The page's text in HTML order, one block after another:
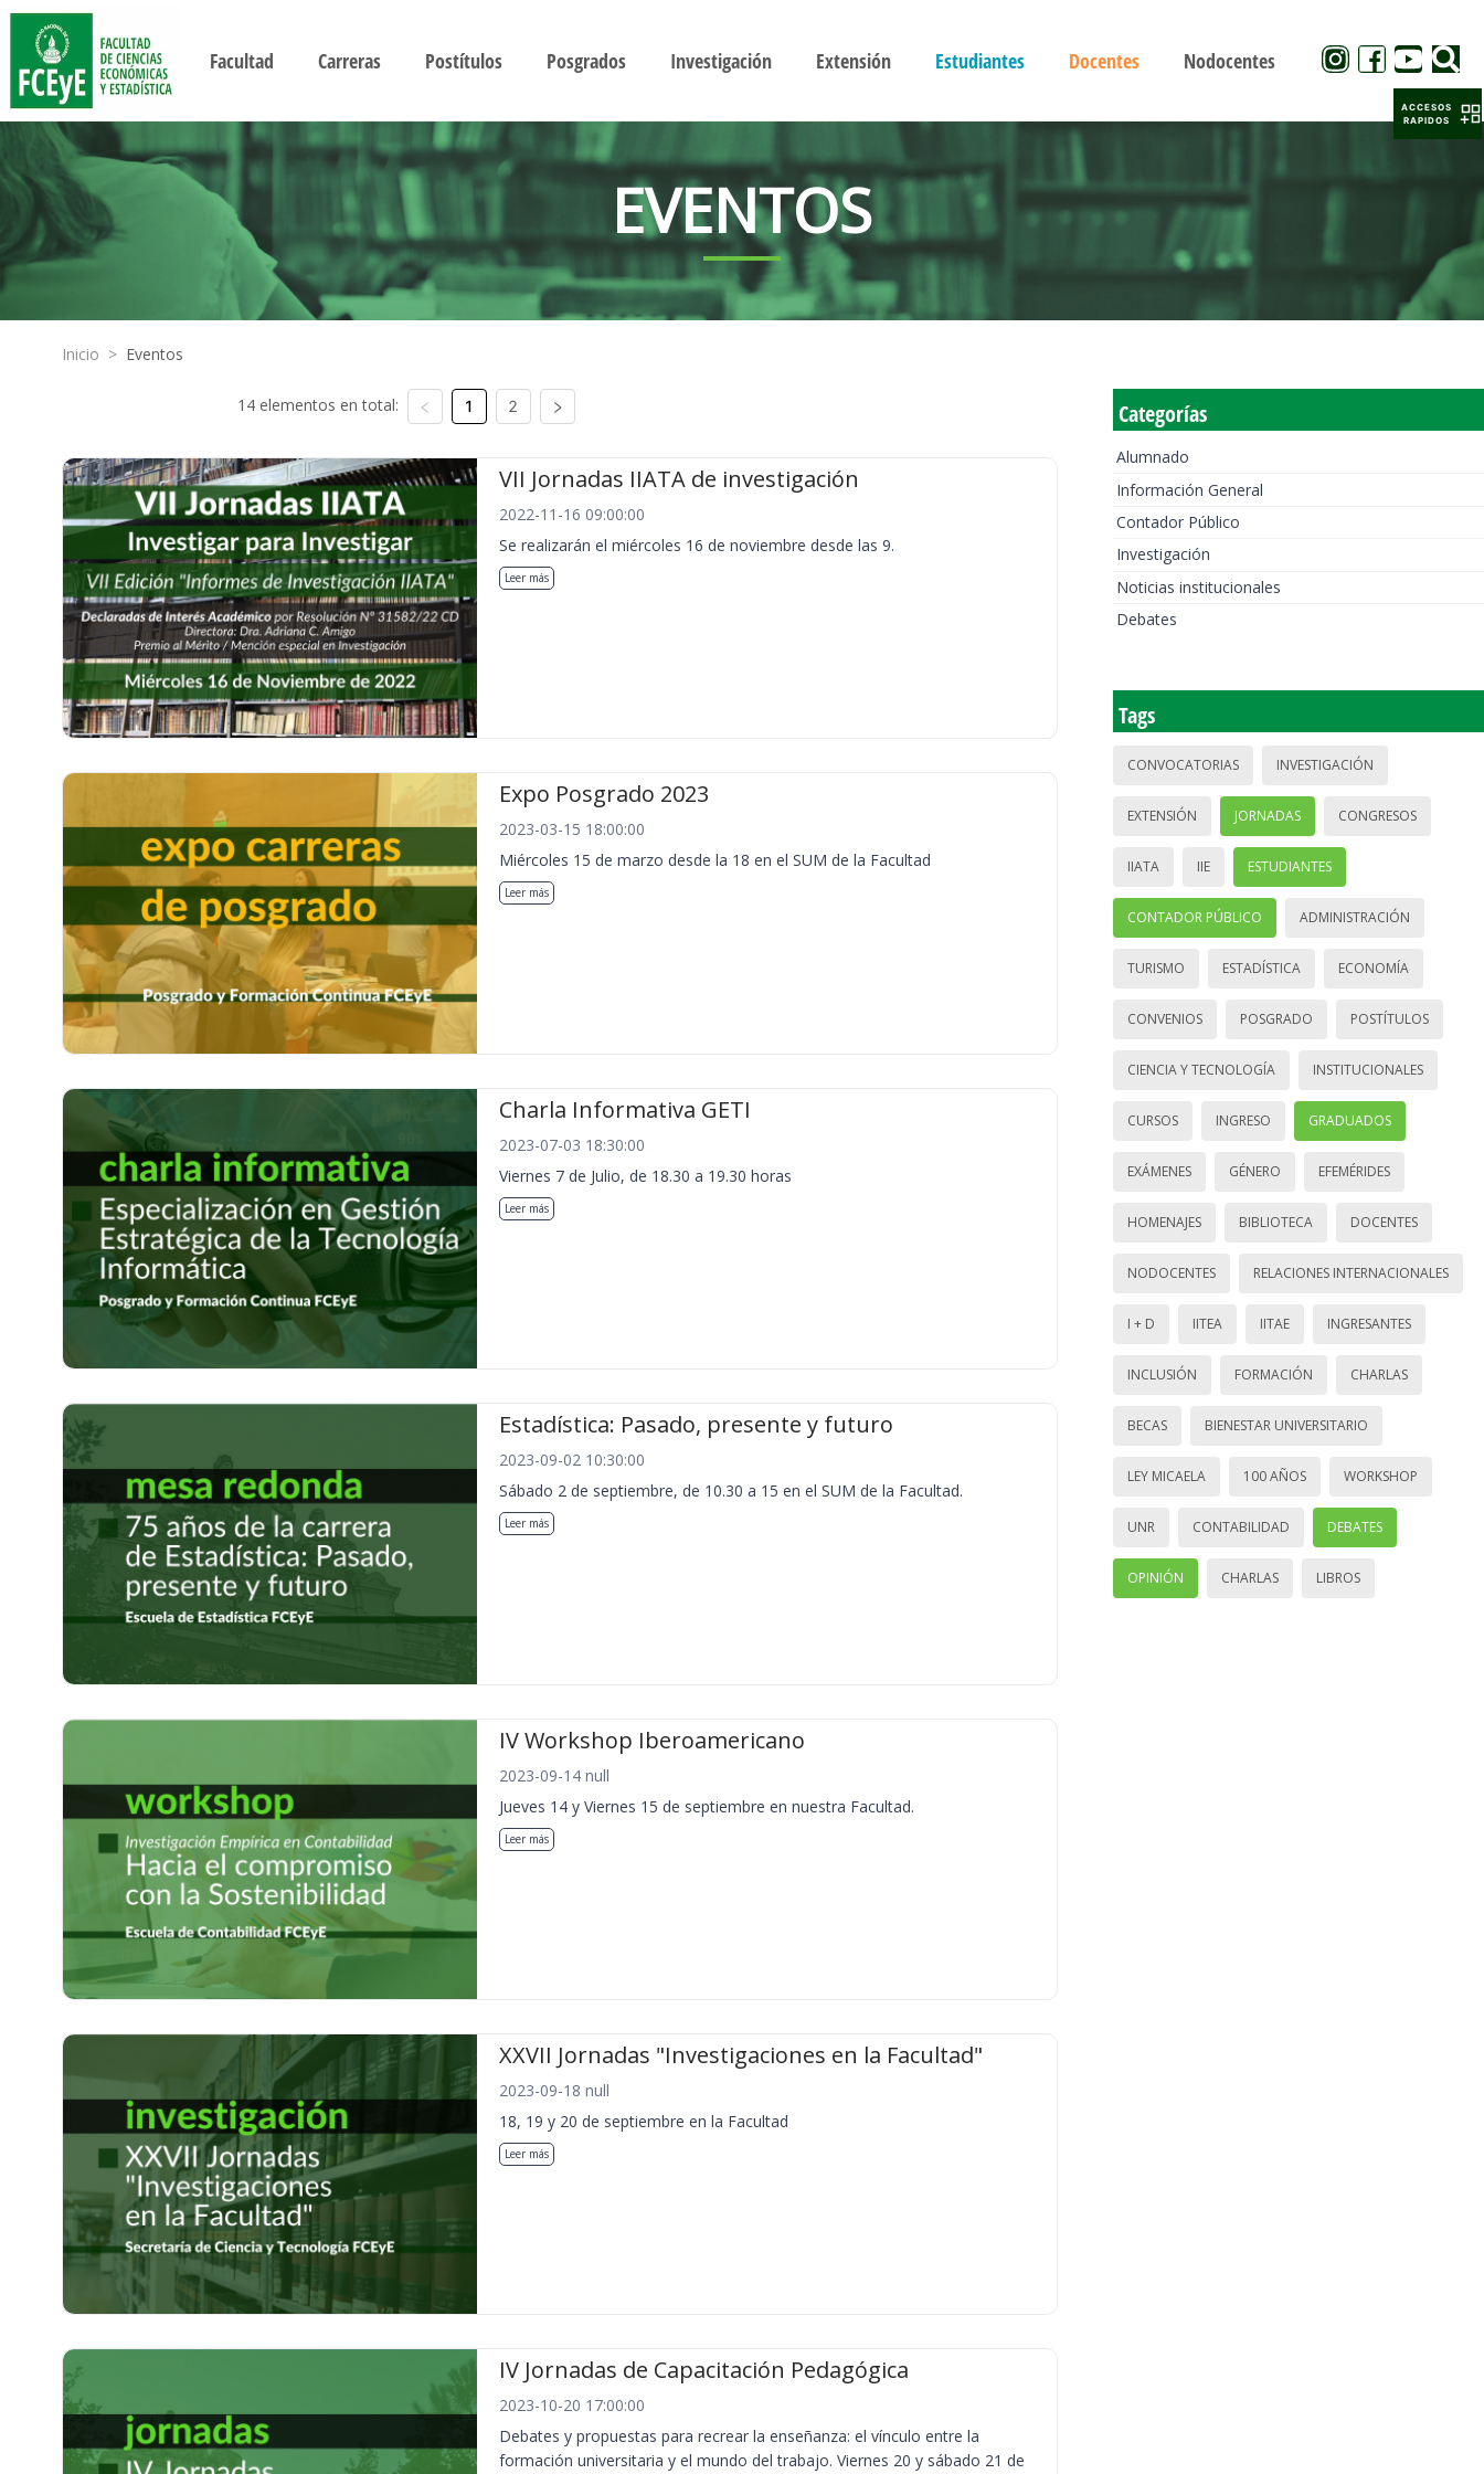
Facultad Carreras Postítulos Posgrados Investigación Extensión Estudiantes Docentes Nodocentes
EVENTOS
Inicio > Eventos
14 elementos en total: 1 2
VII Jornadas IIATA de investigación
2022-11-16 09:00:00
Se realizarán el miércoles 16 de noviembre desde las 9.
Leer más
Expo Posgrado 2023
2023-03-15 18:00:00
Miércoles 15 de marzo desde la 18 en el SUM de la Facultad
Leer más
Charla Informativa GETI
2023-07-03 18:30:00
Viernes 7 de Julio, de 18.30 a 19.30 horas
Leer más
Estadística: Pasado, presente y futuro
2023-09-02 10:30:00
Sábado 2 de septiembre, de 10.30 a 15 en el SUM de la Facultad.
Leer más
IV Workshop Iberoamericano
2023-09-14 null
Jueves 14 y Viernes 15 de septiembre en nuestra Facultad.
Leer más
XXVII Jornadas "Investigaciones en la Facultad"
2023-09-18 null
18, 19 y 20 de septiembre en la Facultad
Leer más
IV Jornadas de Capacitación Pedagógica
2023-10-20 17:00:00
Debates y propuestas para recrear la enseñanza: el vínculo entre la
formación universitaria y el mundo del trabajo. Viernes 20 y sábado 21 de
Categorías
Alumnado
Información General
Contador Público
Investigación
Noticias institucionales
Debates
Tags
CONVOCATORIAS INVESTIGACIÓN
EXTENSIÓN JORNADAS CONGRESOS
IIATA IIE ESTUDIANTES
CONTADOR PÚBLICO ADMINISTRACIÓN
TURISMO ESTADÍSTICA ECONOMÍA
CONVENIOS POSGRADO POSTÍTULOS
CIENCIA Y TECNOLOGÍA INSTITUCIONALES
CURSOS INGRESO GRADUADOS
EXÁMENES GÉNERO EFEMÉRIDES
HOMENAJES BIBLIOTECA DOCENTES
NODOCENTES RELACIONES INTERNACIONALES
I + D IITEA IITAE INGRESANTES
INCLUSIÓN FORMACIÓN CHARLAS
BECAS BIENESTAR UNIVERSITARIO
LEY MICAELA 100 AÑOS WORKSHOP
UNR CONTABILIDAD DEBATES
OPINIÓN CHARLAS LIBROS
ACCESOS
RAPIDOS